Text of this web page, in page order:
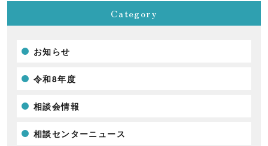
Category
お知らせ
令和8年度
相談会情報
相談センターニュース